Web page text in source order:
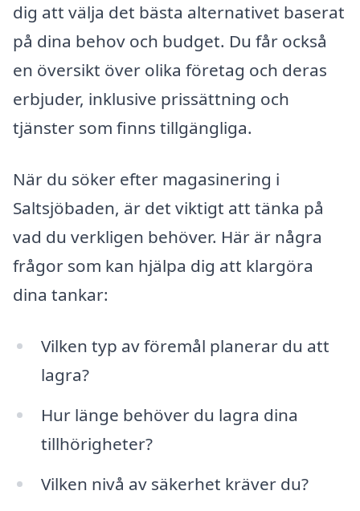
dig att välja det bästa alternativet baserat
på dina behov och budget. Du får också
en översikt över olika företag och deras
erbjuder, inklusive prissättning och
tjänster som finns tillgängliga.
När du söker efter magasinering i
Saltsjöbaden, är det viktigt att tänka på
vad du verkligen behöver. Här är några
frågor som kan hjälpa dig att klargöra
dina tankar:
Vilken typ av föremål planerar du att
lagra?
Hur länge behöver du lagra dina
tillhörigheter?
Vilken nivå av säkerhet kräver du?